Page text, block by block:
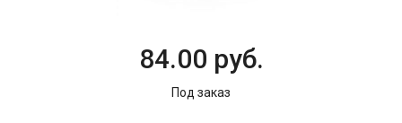
84.00 руб.
Под заказ